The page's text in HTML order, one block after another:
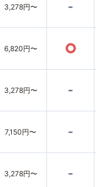
3,278円〜 -
6,820円〜 ○
3,278円〜 -
7,150円〜 -
3,278円〜 -